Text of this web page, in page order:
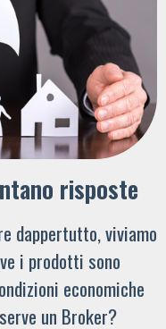
risposte
dappertutto, viviamo
i prodotti sono
economiche
un Broker?